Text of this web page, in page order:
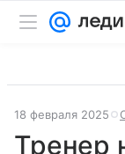
18 февраля 2025
Тренер